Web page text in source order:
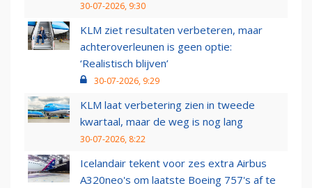
30-07-2026, 9:30
KLM ziet resultaten verbeteren, maar
achteroverleunen is geen optie:
‘Realistisch blijven’
30-07-2026, 9:29
KLM laat verbetering zien in tweede
kwartaal, maar de weg is nog lang
30-07-2026, 8:22
Icelandair tekent voor zes extra Airbus
A320neo's om laatste Boeing 757's af te